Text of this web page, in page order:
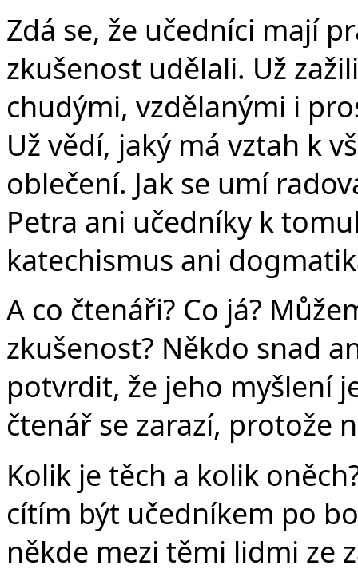
Zdá se, že učedníci mají
zkušenost udělali. Už
chudými, vzdělanými i
Už vědí, jaký má vztah k
oblečení. Jak se umí
Petra ani učedníky k
katechismus ani
A co čtenáři? Co já?
zkušenost? Někdo snad
potvrdit, že jeho myšlení
čtenář se zarazí, protože
Kolik je těch a kolik
cítím být učedníkem po
někde mezi těmi lidmi ze